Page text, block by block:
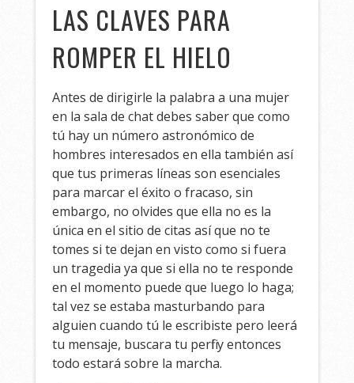
LAS CLAVES PARA
ROMPER EL HIELO
Antes de dirigirle la palabra a una mujer
en la sala de chat debes saber que como
tú hay un número astronómico de
hombres interesados en ella también así
que tus primeras líneas son esenciales
para marcar el éxito o fracaso, sin
embargo, no olvides que ella no es la
única en el sitio de citas así que no te
tomes si te dejan en visto como si fuera
un tragedia ya que si ella no te responde
en el momento puede que luego lo haga;
tal vez se estaba masturbando para
alguien cuando tú le escribiste pero leerá
tu mensaje, buscara tu perfil y entonces
todo estará sobre la marcha.